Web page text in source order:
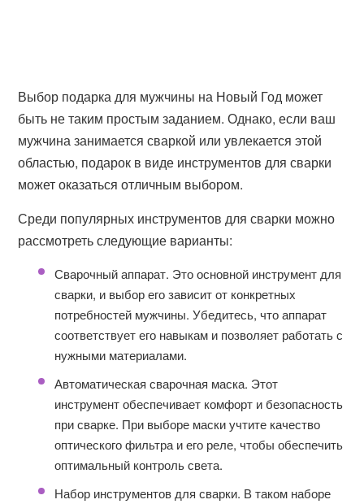
Выбор подарка для мужчины на Новый Год может
быть не таким простым заданием. Однако, если ваш
мужчина занимается сваркой или увлекается этой
областью, подарок в виде инструментов для сварки
может оказаться отличным выбором.
Среди популярных инструментов для сварки можно
рассмотреть следующие варианты:
Сварочный аппарат. Это основной инструмент для
сварки, и выбор его зависит от конкретных
потребностей мужчины. Убедитесь, что аппарат
соответствует его навыкам и позволяет работать с
нужными материалами.
Автоматическая сварочная маска. Этот
инструмент обеспечивает комфорт и безопасность
при сварке. При выборе маски учтите качество
оптического фильтра и его реле, чтобы обеспечить
оптимальный контроль света.
Набор инструментов для сварки. В таком наборе